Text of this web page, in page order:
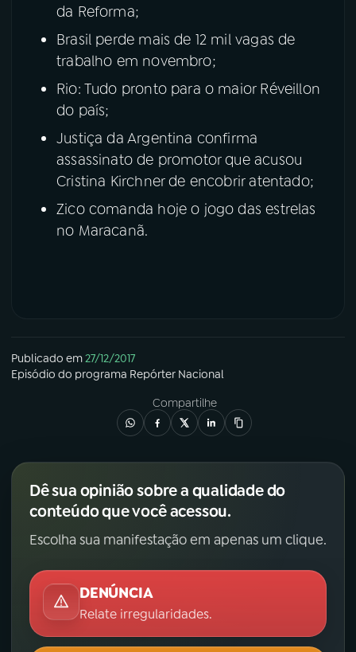
da Reforma;
Brasil perde mais de 12 mil vagas de
trabalho em novembro;
Rio: Tudo pronto para o maior Réveillon
do país;
Justiça da Argentina confirma
assassinato de promotor que acusou
Cristina Kirchner de encobrir atentado;
Zico comanda hoje o jogo das estrelas
no Maracanã.
Publicado em27/12/2017
Episódio do programa Repórter Nacional
Compartilhe
Dê sua opinião sobre a qualidade do
conteúdo que você acessou.
Escolha sua manifestação em apenas um clique.
DENÚNCIA
Relate irregularidades.